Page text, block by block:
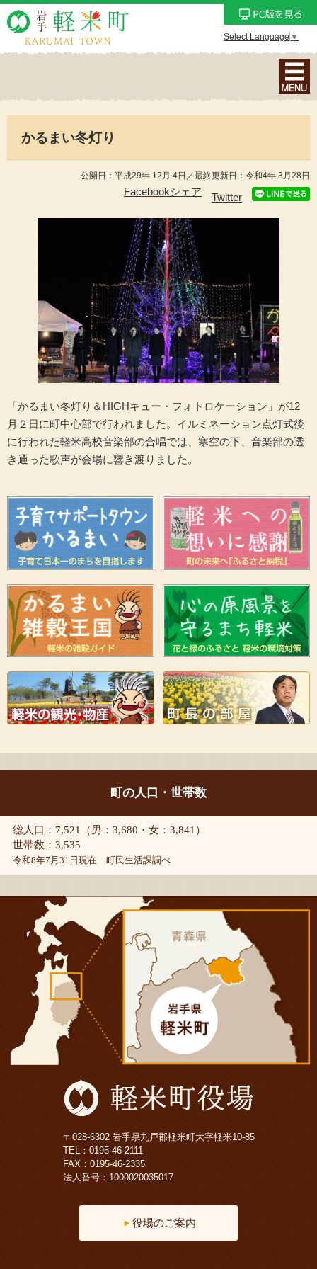
Select Language ▼
ナ
ビ
ン
メ
かるまい冬灯り
公開日：平成29年 12月 4日／最終更新日：令和4年 3月28日
Facebookシェア Twitter
「かるまい冬灯り＆HIGHキュー・フォトロケーション」が12
月２日に町中心部で行われました。イルミネーション点灯式後
に行われた軽米高校音楽部の合唱では、寒空の下、音楽部の透
き通った歌声が会場に響き渡りました。
町の人口・世帯数
総人口：7,521（男：3,680・女：3,841）
世帯数：3,535
令和8年7月31日現在 町民生活課調べ
〒028-6302 岩手県九戸郡軽米町大字軽米10-85
TEL： 0195-46-2111
FAX：0195-46-2335
法人番号：1000020035017
役場のご案内